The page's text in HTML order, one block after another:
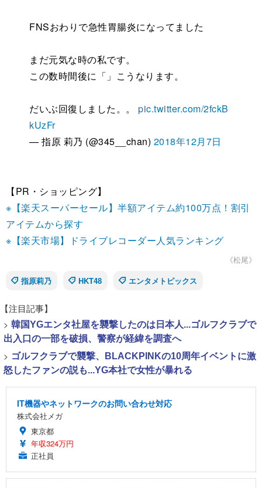
FNSおわりで急性胃腸炎になってました
まだ元気な時の私です。
この数時間後に「」こうなります。
だいぶ回復しました。。 pic.twitter.com/2fckB
kUzFr
— 指原 莉乃 (@345__chan) 2018年12月7日
【PR・ショッピング】
※【楽天スーパーセール】半額アイテム約100万点！割引
アイテムから探す
※【楽天市場】ドライブレコーダー人気ランキング
《松尾》
指原莉乃
HKT48 エンタメトピックス
【注目記事】
> 韓国YGエンタ社屋を襲撃したのは日本人...ゴルフクラブで
出入口の一部を破損、警察が経緯を調査へ
> ゴルフクラブで襲撃、BLACKPINKの10周年イベントに激
怒したファンの説も...YG本社で女性が暴れる
IT機器やネットワークのお問い合わせ対応
株式会社メガ
東京都
年収324万円
正社員